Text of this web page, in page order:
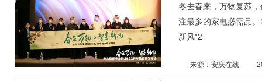
冬去春来，万物复苏
注最多的家电必需品
新风”2
来源：安庆在线